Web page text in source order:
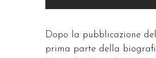
Dopo la pubblicazione
prima parte della